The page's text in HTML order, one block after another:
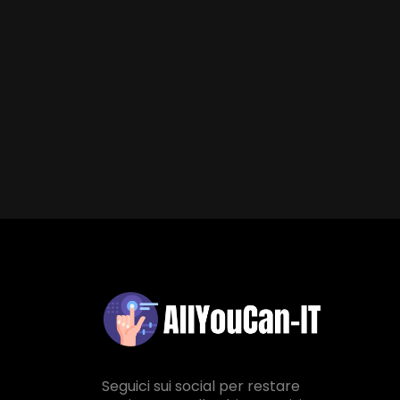
Seguici sui social per restare